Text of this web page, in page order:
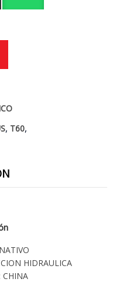
, T60,
HIDRAULICA
CHINA